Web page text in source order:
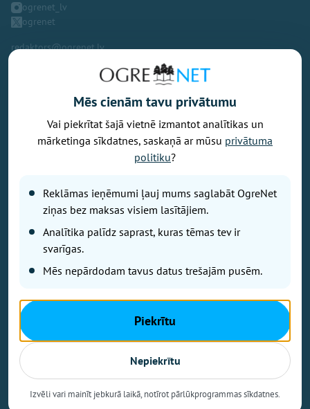
ogrenet_lv
ogrenet
redaktors@ogrenet.lv
Vēlaties izteikt savu viedokli par portālu? Pamanījāt kļūdu? Ir
problēma, ko vēlaties apspriest publiski? Vēlaties iesūtīt rakstu par
Jums aktuālu tēmu? Varbūt Jums vajadzīgs padoms? Rakstiet uz
Izdevējs: SIA "Ogres Balss".
Juridiskā adrese: Lāčplēša iela 24
Ētikas kodeks
Autortiesības
Kontakti
Reklāma
Autortiesības © Ogrenet 2026.
Visas tiesības aizsargātas.
Mēs cienām tavu privātumu
Vai piekrītat šajā vietnē izmantot analītikas un
mārketinga sīkdatnes, saskaņā ar mūsu privātuma
politiku?
Reklāmas ieņēmumi ļauj mums saglabāt OgreNet
ziņas bez maksas visiem lasītājiem.
Analītika palīdz saprast, kuras tēmas tev ir
svarīgas.
Mēs nepārdodam tavus datus trešajām pusēm.
Piekrītu
Nepiekrītu
Izvēli vari mainīt jebkurā laikā, notīrot pārlūkprogrammas sīkdatnes.